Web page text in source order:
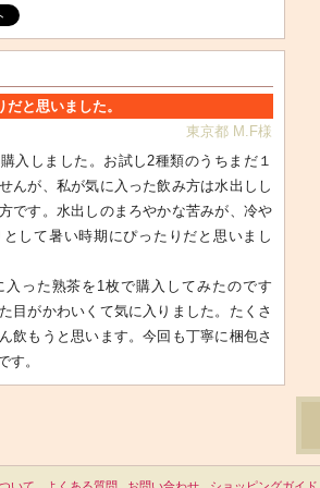
と思いました。
東京都 M.F様
入しました。お試し2種類のうちまだ１
んが、私が気に入った飲み方は水出しし
です。水出しのまろやかな苦みが、冷や
して暑い時期にぴったりだと思いまし
入った熟茶を1枚で購入してみたのです
目がかわいくて気に入りました。たくさ
飲もうと思います。今回も丁寧に梱包さ
す。